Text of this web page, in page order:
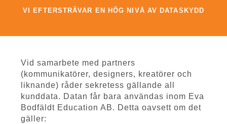
VI EFTERSTRÄVAR EN HÖG NIVÅ AV DATASKYDD
Vid samarbete med partners
(kommunikatörer, designers, kreatörer och
liknande) råder sekretess gällande all
kunddata. Datan får bara användas inom Eva
Bodfäldt Education AB. Detta oavsett om det
gäller: